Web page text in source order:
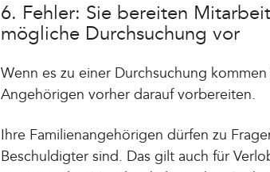
6. Fehler: Sie bereiten
mögliche Durchsuchung vor
Wenn es zu einer Durchsuchung
Angehörigen vorher darauf vorbereiten.
Ihre Familienangehörigen dürfen zu
Beschuldigter sind. Das gilt auch für